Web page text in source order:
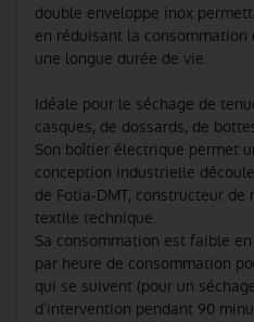
double enveloppe inox
en réduisant la consommation
une longue durée de vie.
Idéale pour le séchage de
casques, de dossards, de
Son boîtier électrique permet
conception industrielle
de Fotia-DMT, constructeur de
textile technique.
Sa consommation est faible
par heure de consommation
qui se suivent (pour un
d’intervention pendant 90